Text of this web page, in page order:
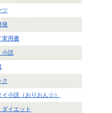
ツ
発
実用書
小説
ク
イ小説（おりおん☆）
ダイエット